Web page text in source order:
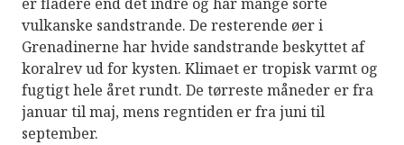
vulkanske sandstrande. De resterende øer i
Grenadinerne har hvide sandstrande beskyttet af
koralrev ud for kysten. Klimaet er tropisk varmt og
fugtigt hele året rundt. De tørreste måneder er fra
januar til maj, mens regntiden er fra juni til
september.